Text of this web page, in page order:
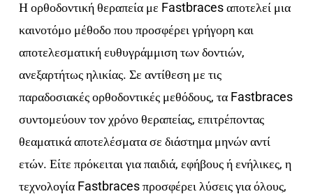
Η ορθοδοντική θεραπεία με Fastbraces αποτελεί μια
καινοτόμο μέθοδο που προσφέρει γρήγορη και
αποτελεσματική ευθυγράμμιση των δοντιών,
ανεξαρτήτως ηλικίας. Σε αντίθεση με τις
παραδοσιακές ορθοδοντικές μεθόδους, τα Fastbraces
συντομεύουν τον χρόνο θεραπείας, επιτρέποντας
θεαματικά αποτελέσματα σε διάστημα μηνών αντί
ετών. Είτε πρόκειται για παιδιά, εφήβους ή ενήλικες, η
τεχνολογία Fastbraces προσφέρει λύσεις για όλους,